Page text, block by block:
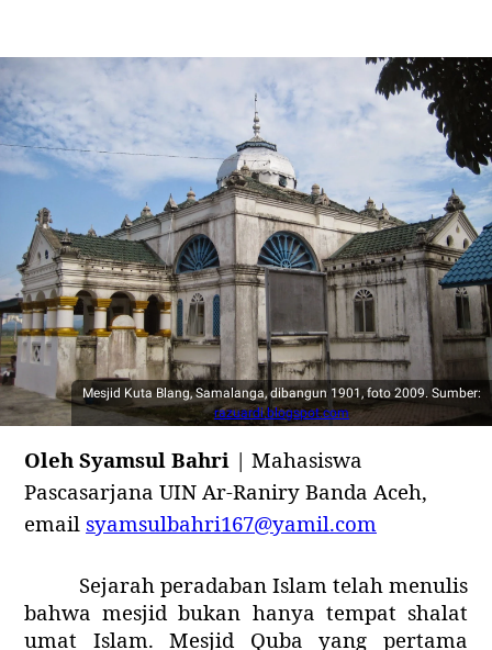
Mesjid Kuta Blang, Samalanga, dibangun 1901, foto 2009. Sumber:
razuardi.blogspot.com
Oleh Syamsul Bahri | Mahasiswa
Pascasarjana UIN Ar-Raniry Banda Aceh,
email syamsulbahri167@yamil.com
Sejarah peradaban Islam telah menulis
bahwa mesjid bukan hanya tempat shalat
umat Islam. Mesjid Quba yang pertama